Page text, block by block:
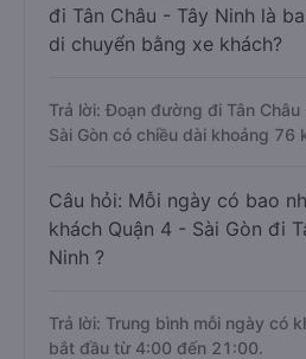
đi Tân Châu - Tây Ninh là
di chuyển bằng xe khách?
Trả lời: Đoạn đường đi Tân
Sài Gòn có chiều dài khoảng 76
Câu hỏi: Mỗi ngày có bao
khách Quận 4 - Sài Gòn đi
Ninh ?
Trả lời: Trung bình mỗi ngày có
bắt đầu từ 4:00 đến 21:00.